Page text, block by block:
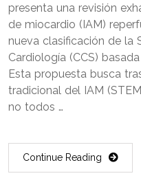
presenta una revisión
de miocardio (IAM)
nueva clasificación de la
Cardiología (CCS)
Esta propuesta busca
tradicional del IAM
no todos …
Continue Reading